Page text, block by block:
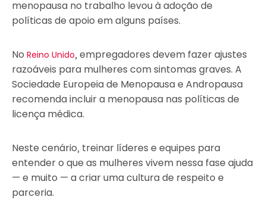
menopausa no trabalho levou à adoção de
políticas de apoio em alguns países.
No Reino Unido, empregadores devem fazer ajustes
razoáveis para mulheres com sintomas graves. A
Sociedade Europeia de Menopausa e Andropausa
recomenda incluir a menopausa nas políticas de
licença médica.
Neste cenário, treinar líderes e equipes para
entender o que as mulheres vivem nessa fase ajuda
— e muito — a criar uma cultura de respeito e
parceria.